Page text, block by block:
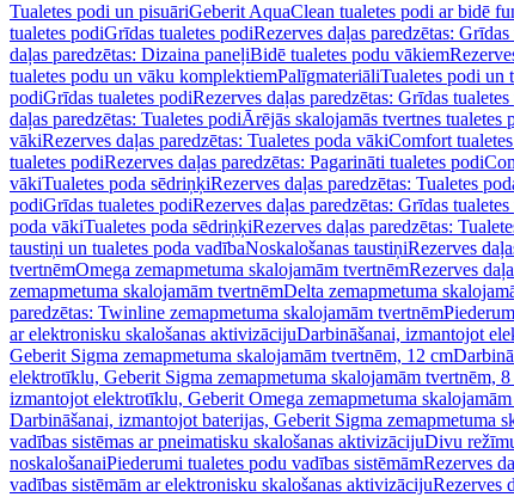
Tualetes podi un pisuāriGeberit AquaClean tualetes podi ar bidē
tualetes podiGrīdas tualetes podiRezerves daļas paredzētas:
daļas paredzētas: Dizaina paneļiBidē tualetes podu vākiem
tualetes podu un vāku komplektiemPalīgmateriāliTualetes podi un
podiGrīdas tualetes podiRezerves daļas paredzētas: Grīdas
daļas paredzētas: Tualetes podiĀrējās skalojamās tvertnes tualetes
vākiRezerves daļas paredzētas: Tualetes poda vākiComfort
tualetes podiRezerves daļas paredzētas: Pagarināti tualetes podi
vākiTualetes poda sēdriņķiRezerves daļas paredzētas: Tualetes
podiGrīdas tualetes podiRezerves daļas paredzētas: Grīdas
poda vākiTualetes poda sēdriņķiRezerves daļas paredzētas:
taustiņi un tualetes poda vadībaNoskalošanas taustiņiRezerves
tvertnēmOmega zemapmetuma skalojamām tvertnēmRezerves
zemapmetuma skalojamām tvertnēmDelta zemapmetuma
paredzētas: Twinline zemapmetuma skalojamām tvertnēm
ar elektronisku skalošanas aktivizācijuDarbināšanai, izmantojot
Geberit Sigma zemapmetuma skalojamām tvertnēm, 12 cm
elektrotīklu, Geberit Sigma zemapmetuma skalojamām tvertnēm,
izmantojot elektrotīklu, Geberit Omega zemapmetuma
Darbināšanai, izmantojot baterijas, Geberit Sigma zemapmetuma
vadības sistēmas ar pneimatisku skalošanas aktivizācijuDivu
noskalošanaiPiederumi tualetes podu vadības sistēmāmRezerves
vadības sistēmām ar elektronisku skalošanas aktivizācijuRezerves